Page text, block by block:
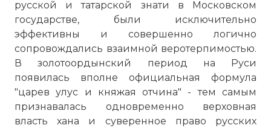
русской и татарской знати в Московском
государстве, были исключительно
эффективны и совершенно логично
сопровождались взаимной веротерпимостью.
В золотоордынский период на Руси
появилась вполне официальная формула
"царев улус и княжая отчина" - тем самым
признавалась одновременно верховная
власть хана и суверенное право русских